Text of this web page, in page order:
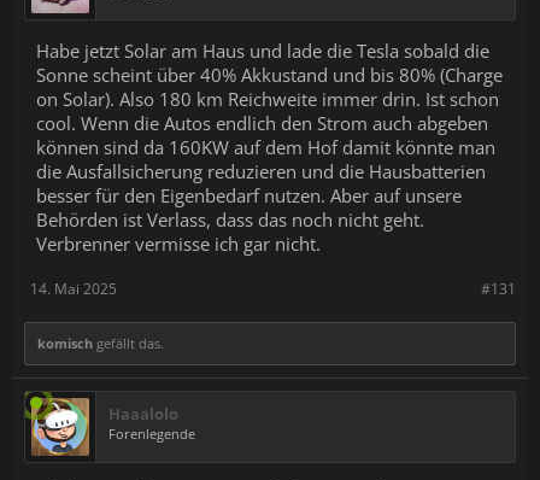
Habe jetzt Solar am Haus und lade die Tesla sobald die
Sonne scheint über 40% Akkustand und bis 80% (Charge
on Solar). Also 180 km Reichweite immer drin. Ist schon
cool. Wenn die Autos endlich den Strom auch abgeben
können sind da 160KW auf dem Hof damit könnte man
die Ausfallsicherung reduzieren und die Hausbatterien
besser für den Eigenbedarf nutzen. Aber auf unsere
Behörden ist Verlass, dass das noch nicht geht.
Verbrenner vermisse ich gar nicht.
#131
14. Mai 2025
komisch gefällt das.
Haaalolo
Forenlegende